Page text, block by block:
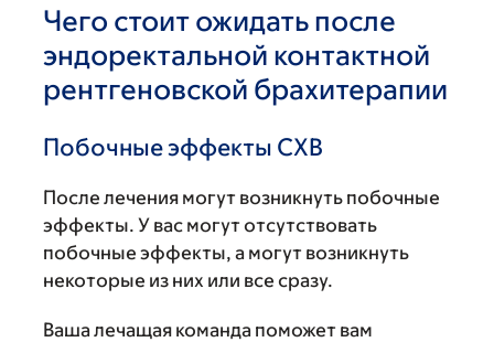
Чего стоит ожидать после
эндоректальной контактной
рентгеновской брахитерапии
Побочные эффекты CXB
После лечения могут возникнуть побочные
эффекты. У вас могут отсутствовать
побочные эффекты, а могут возникнуть
некоторые из них или все сразу.
Ваша лечащая команда поможет вам